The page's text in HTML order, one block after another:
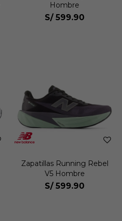
Hombre
S/ 599.90
Zapatillas Running Rebel
V5 Hombre
S/ 599.90